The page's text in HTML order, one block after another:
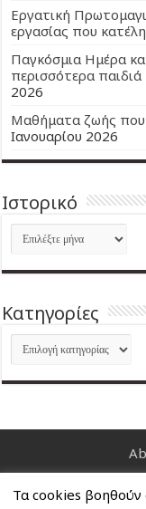
Εργατική
εργασίας που
Παγκόσμια Ημέρα
περισσότερα παιδιά
2026
Μαθήματα ζωής που
Ιανουαρίου 2026
Ιστορικό
Ιστορικό
Kατηγορίες
Kατηγορίες
Nancy's Blog ©
Τα cookies